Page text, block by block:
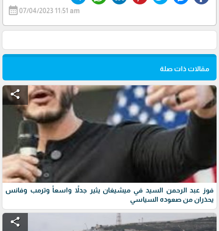
calendar_month07/04/2023 11:51 am
مقالات ذات صلة
share
فوز عبد الرحمن السيد في ميشيغان يثير جدلاً واسعاً وترمب وفانس
يحذران من صعوده السياسي
share